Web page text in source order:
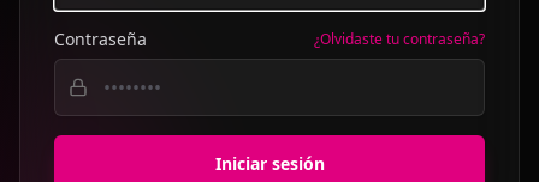
Contraseña ¿Olvidaste tu contraseña?
Iniciar sesión